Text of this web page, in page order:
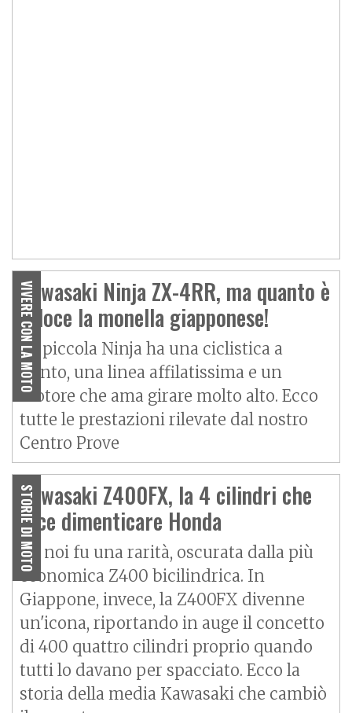
VIVERE CON LA MOTO
Kawasaki Ninja ZX-4RR, ma quanto è
veloce la monella giapponese!
La piccola Ninja ha una ciclistica a
punto, una linea affilatissima e un
motore che ama girare molto alto. Ecco
tutte le prestazioni rilevate dal nostro
Centro Prove
STORIE DI MOTO
Kawasaki Z400FX, la 4 cilindri che
fece dimenticare Honda
Da noi fu una rarità, oscurata dalla più
economica Z400 bicilindrica. In
Giappone, invece, la Z400FX divenne
un'icona, riportando in auge il concetto
di 400 quattro cilindri proprio quando
tutti lo davano per spacciato. Ecco la
storia della media Kawasaki che cambiò